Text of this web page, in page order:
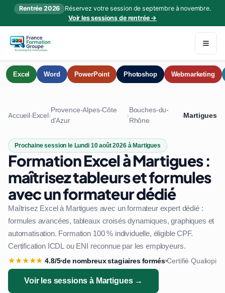
Rentrée 2026
Réservez votre session de septembre à novembre.
Voir les sessions de rentrée →
Excel Word PowerPoint Photoshop Webmarketing
Accueil›Excel›
Provence-Alpes-Côte
d'Azur
›
Bouches-du-
Rhône
›Martigues
Prochaine session le Lundi 10 août 2026 à Martigues
Formation Excel à Martigues :
maîtrisez tableurs et formules
avec un formateur dédié
Maîtrisez Excel à Martigues avec un formateur expert dédié :
formules avancées, tableaux croisés dynamiques, graphiques et
automatisation. Formation 100 % individuelle, éligible CPF.
Certification ICDL ou ENI reconnue par les employeurs.
★★★★★ 4.8/5•de nombreux stagiaires formés•Certifié Qualiopi
Voir les sessions à Martigues →